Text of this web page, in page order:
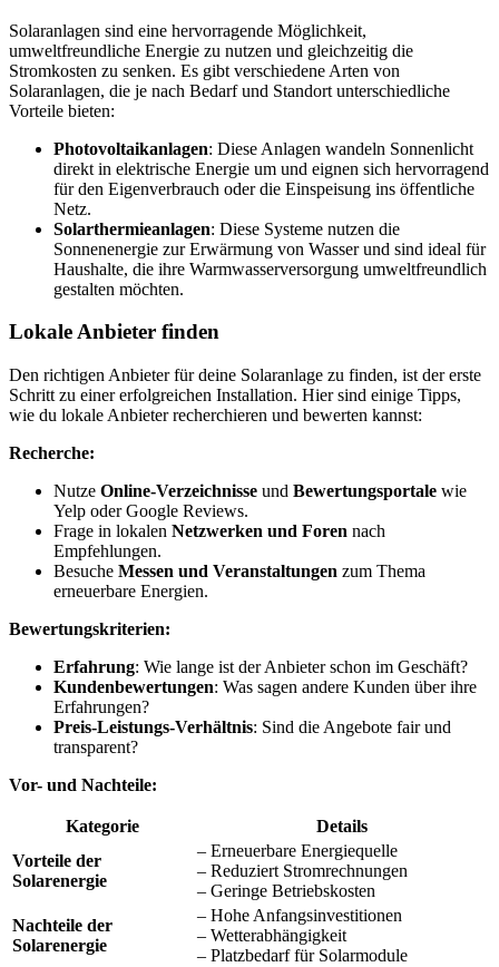
Solaranlagen sind eine hervorragende Möglichkeit,
umweltfreundliche Energie zu nutzen und gleichzeitig die
Stromkosten zu senken. Es gibt verschiedene Arten von
Solaranlagen, die je nach Bedarf und Standort unterschiedliche
Vorteile bieten:
Photovoltaikanlagen: Diese Anlagen wandeln Sonnenlicht
direkt in elektrische Energie um und eignen sich hervorragend
für den Eigenverbrauch oder die Einspeisung ins öffentliche
Netz.
Solarthermieanlagen: Diese Systeme nutzen die
Sonnenenergie zur Erwärmung von Wasser und sind ideal für
Haushalte, die ihre Warmwasserversorgung umweltfreundlich
gestalten möchten.
Lokale Anbieter finden
Den richtigen Anbieter für deine Solaranlage zu finden, ist der erste
Schritt zu einer erfolgreichen Installation. Hier sind einige Tipps,
wie du lokale Anbieter recherchieren und bewerten kannst:
Recherche:
Nutze Online-Verzeichnisse und Bewertungsportale wie
Yelp oder Google Reviews.
Frage in lokalen Netzwerken und Foren nach
Empfehlungen.
Besuche Messen und Veranstaltungen zum Thema
erneuerbare Energien.
Bewertungskriterien:
Erfahrung: Wie lange ist der Anbieter schon im Geschäft?
Kundenbewertungen: Was sagen andere Kunden über ihre
Erfahrungen?
Preis-Leistungs-Verhältnis: Sind die Angebote fair und
transparent?
Vor- und Nachteile:
Kategorie
Details
Vorteile der
Solarenergie
– Erneuerbare Energiequelle
– Reduziert Stromrechnungen
– Geringe Betriebskosten
Nachteile der
Solarenergie
– Hohe Anfangsinvestitionen
– Wetterabhängigkeit
– Platzbedarf für Solarmodule